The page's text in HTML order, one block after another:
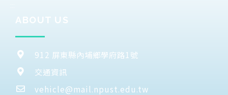
ABOUT US
912 屏東縣內埔鄉學府路1號
交通資訊
vehicle@mail.npust.edu.tw